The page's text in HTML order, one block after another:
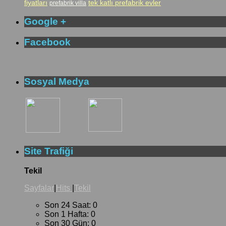
fiyatları prefabrik villa tek katlı prefabrik evler
Google +
Facebook
Sosyal Medya
Site Trafiği
Tekil
Sayfalar Hits Tekil
Son 24 Saat: 0
Son 1 Hafta: 0
Son 30 Gün: 0